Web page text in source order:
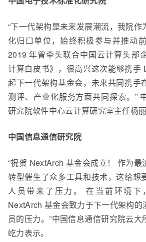
“下一代架构是未来发展潮流，我院
化归口单位，始终积极参与并推动
2019 年曾牵头联合中国云计算头部
计算白皮书》，很高兴这次能够携手
起下一代架构基金会，未来共同携手
测评、产业化服务方面共同探索。”
研究院软件中心云计算研究室主任杨丽
中国信息通信研究院
“祝贺 NextArch 基金会成立！ 作为最
转型催生了众多工具和技术，这给想
人员带来了压力。 在当前环境下
NextArch 基金会致力于下一代架构的
员的压力。”中国信息通信研究院云
屹力表示。